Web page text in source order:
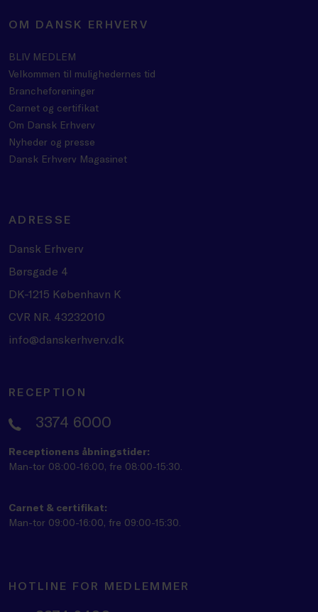
OM DANSK ERHVERV
BLIV MEDLEM
Velkommen til mulighedernes tid
Brancheforeninger
Carnet og certifikat
Om Dansk Erhverv
Nyheder og presse
Dansk Erhverv Magasinet
ADRESSE
Dansk Erhverv
Børsgade 4
DK-1215 København K
CVR NR. 43232010
info@danskerhverv.dk
RECEPTION
3374 6000
Receptionens åbningstider:
Man-tor 08:00-16:00, fre 08:00-15:30.
Carnet & certifikat:
Man-tor 09:00-16:00, fre 09:00-15:30.
HOTLINE FOR MEDLEMMER